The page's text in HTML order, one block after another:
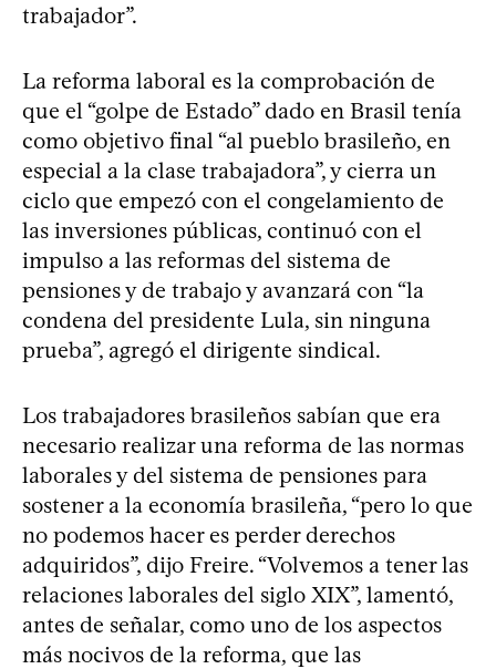
trabajador”.
La reforma laboral es la comprobación de
que el “golpe de Estado” dado en Brasil tenía
como objetivo final “al pueblo brasileño, en
especial a la clase trabajadora”, y cierra un
ciclo que empezó con el congelamiento de
las inversiones públicas, continuó con el
impulso a las reformas del sistema de
pensiones y de trabajo y avanzará con “la
condena del presidente Lula, sin ninguna
prueba”, agregó el dirigente sindical.
Los trabajadores brasileños sabían que era
necesario realizar una reforma de las normas
laborales y del sistema de pensiones para
sostener a la economía brasileña, “pero lo que
no podemos hacer es perder derechos
adquiridos”, dijo Freire. “Volvemos a tener las
relaciones laborales del siglo XIX”, lamentó,
antes de señalar, como uno de los aspectos
más nocivos de la reforma, que las